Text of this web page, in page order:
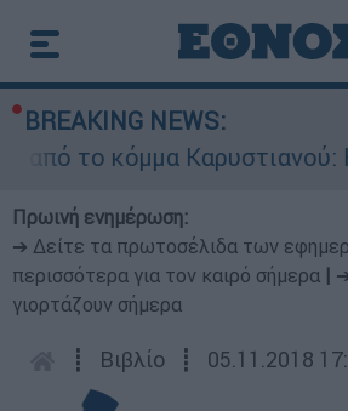
BREAKING NEWS:
κόμμα Καρυστιανού:
Πρωινή ενημέρωση:
➔ Δείτε τα πρωτοσέλιδα των
περισσότερα για τον καιρό σήμερα
γιορτάζουν σήμερα
┋ Βιβλίο ┋ 05.11.2018